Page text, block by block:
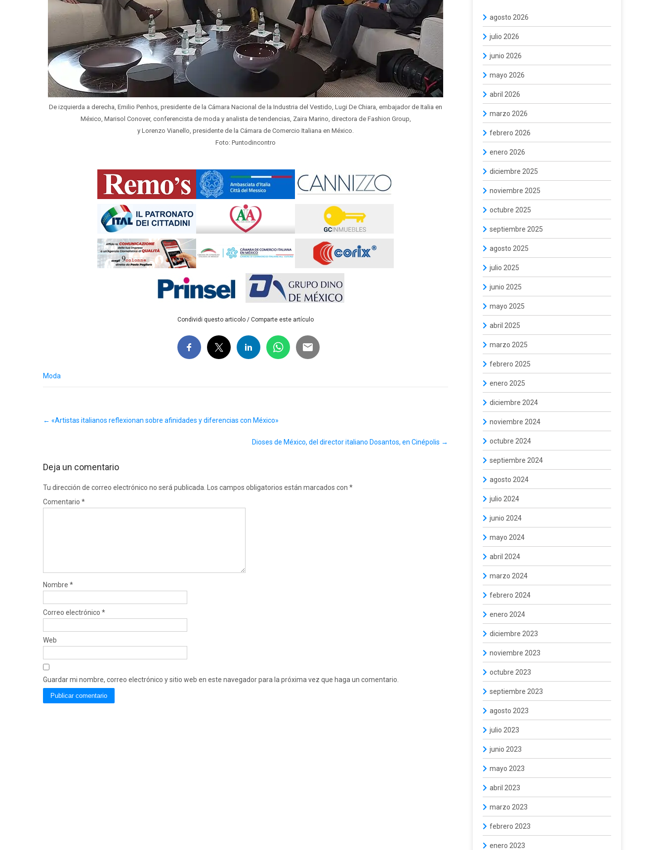
De izquierda a derecha, Emilio Penhos, presidente de la Cámara Nacional de la Industria del Vestido, Lugi De Chiara, embajador de Italia en
México, Marisol Conover, conferencista de moda y analista de tendencias, Zaira Marino, directora de Fashion Group,
y Lorenzo Vianello, presidente de la Cámara de Comercio Italiana en México.
Foto: Puntodincontro
Condividi questo articolo / Comparte este artículo
Moda
navigation
← «Artistas italianos reflexionan sobre afinidades y diferencias con México»
Dioses de México, del director italiano Dosantos, en Cinépolis →
Deja un comentario
Tu dirección de correo electrónico no será publicada. Los campos obligatorios están marcados con *
Comentario *
Nombre *
Correo electrónico *
Web
Guardar mi nombre, correo electrónico y sitio web en este navegador para la próxima vez que haga un comentario.
agosto 2026
julio 2026
junio 2026
mayo 2026
abril 2026
marzo 2026
febrero 2026
enero 2026
diciembre 2025
noviembre 2025
octubre 2025
septiembre 2025
agosto 2025
julio 2025
junio 2025
mayo 2025
abril 2025
marzo 2025
febrero 2025
enero 2025
diciembre 2024
noviembre 2024
octubre 2024
septiembre 2024
agosto 2024
julio 2024
junio 2024
mayo 2024
abril 2024
marzo 2024
febrero 2024
enero 2024
diciembre 2023
noviembre 2023
octubre 2023
septiembre 2023
agosto 2023
julio 2023
junio 2023
mayo 2023
abril 2023
marzo 2023
febrero 2023
enero 2023